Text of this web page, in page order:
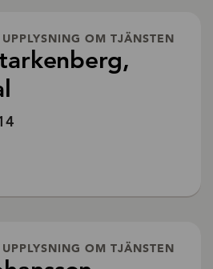
UPPLYSNING OM TJÄNSTEN
UPPLYSNING OM TJÄNSTEN